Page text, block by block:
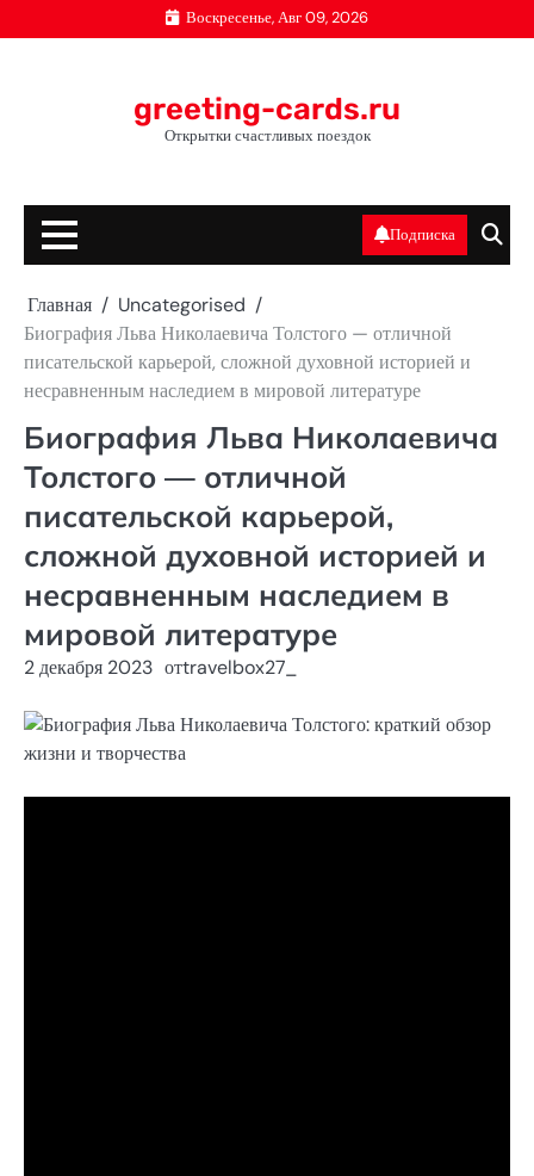
к
Воскресенье, Авг 09, 2026
greeting-cards.ru
Открытки счастливых поездок
Подписка
Главная
Uncategorised
Биография Льва Николаевича Толстого — отличной
писательской карьерой, сложной духовной историей и
несравненным наследием в мировой литературе
Биография Льва Николаевича
Толстого — отличной
писательской карьерой,
сложной духовной историей и
несравненным наследием в
мировой литературе
2 декабря 2023 отtravelbox27_